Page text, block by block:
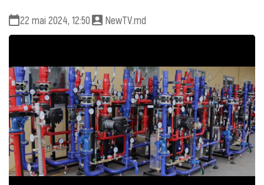
22 mai 2024, 12:50 NewTV.md